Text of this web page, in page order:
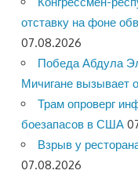
отставку на фоне
07.08.2026
Победа Абдула
Мичигане вызывает
Трам опроверг
боезапасов в США
Взрыв у
07.08.2026